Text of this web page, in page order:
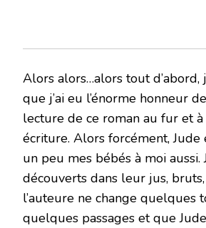
Alors alors…alors tout d’abord,
que j’ai eu l’énorme honneur
lecture de ce roman au fur et
écriture. Alors forcément, Jude
un peu mes bébés à moi aussi.
découverts dans leur jus,
l’auteure ne change quelques
quelques passages et que